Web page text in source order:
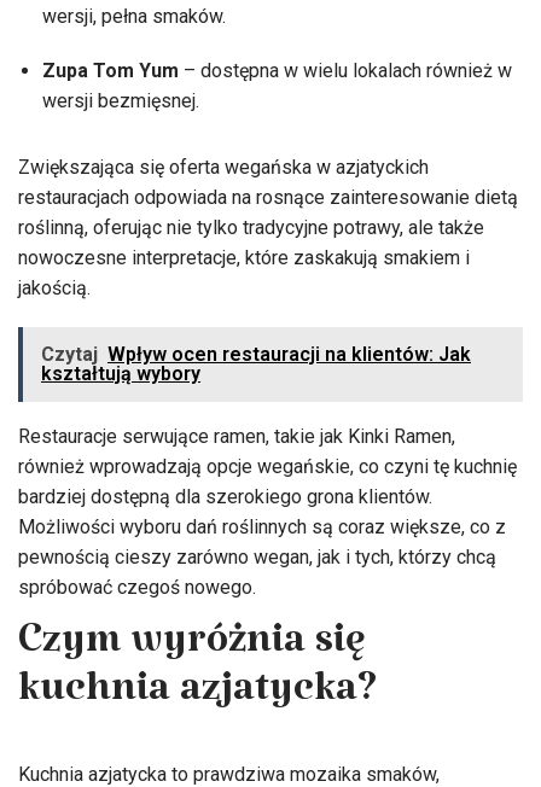
wersji, pełna smaków.
Zupa Tom Yum – dostępna w wielu lokalach również w
wersji bezmięsnej.
Zwiększająca się oferta wegańska w azjatyckich
restauracjach odpowiada na rosnące zainteresowanie dietą
roślinną, oferując nie tylko tradycyjne potrawy, ale także
nowoczesne interpretacje, które zaskakują smakiem i
jakością.
Czytaj Wpływ ocen restauracji na klientów: Jak
kształtują wybory
Restauracje serwujące ramen, takie jak Kinki Ramen,
również wprowadzają opcje wegańskie, co czyni tę kuchnię
bardziej dostępną dla szerokiego grona klientów.
Możliwości wyboru dań roślinnych są coraz większe, co z
pewnością cieszy zarówno wegan, jak i tych, którzy chcą
spróbować czegoś nowego.
Czym wyróżnia się
kuchnia azjatycka?
Kuchnia azjatycka to prawdziwa mozaika smaków,